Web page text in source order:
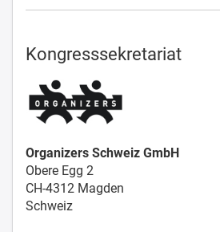
Kongresssekretariat
Organizers Schweiz GmbH
Obere Egg 2
CH-4312 Magden
Schweiz